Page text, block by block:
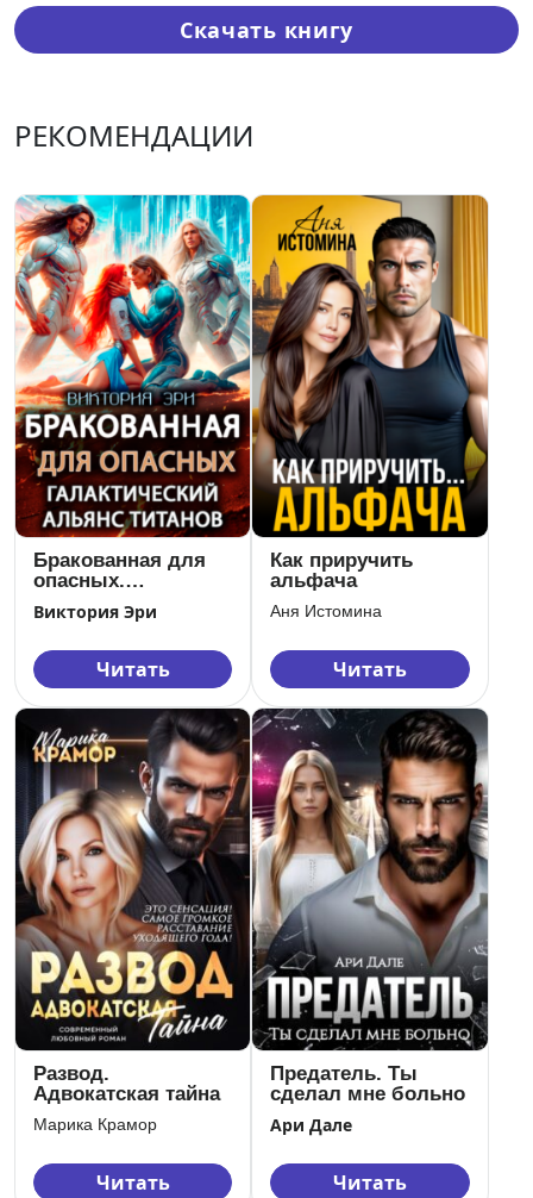
Скачать книгу
РЕКОМЕНДАЦИИ
Бракованная для
опасных.
Галактический
альянс титанов
Виктория Эри
Читать
Как приручить
альфача
Аня Истомина
Читать
Развод.
Адвокатская тайна
Марика Крамор
Читать
Предатель. Ты
сделал мне больно
Ари Дале
Читать